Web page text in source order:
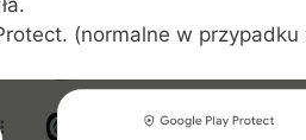
(normalne w